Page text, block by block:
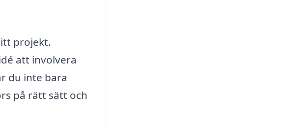
projekt.
att involvera
du inte bara
på rätt sätt och